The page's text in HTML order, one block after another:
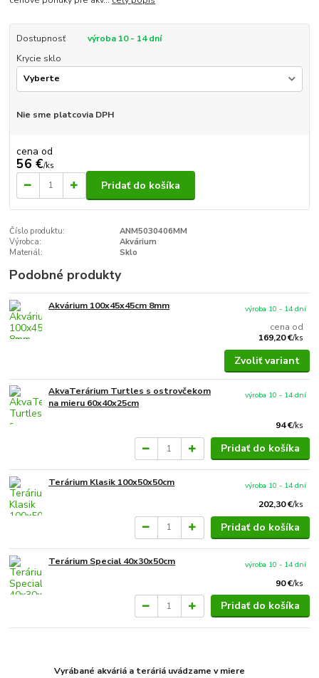
Dostupnosť
výroba 10 - 14 dní
Krycie sklo
Nie sme platcovia DPH
cena od
56 €/ks
Pridať do košíka
Číslo produktu:
ANM5030406MM
Výrobca:
Akvárium
Materiál:
Sklo
Podobné produkty
Akvárium 100x45x45cm 8mm
cena od
169,20 €/ks
výroba 10 - 14 dní
Zvoliť variant
AkvaTerárium Turtles s ostrovčekom
na mieru 60x40x25cm
94 €/ks
výroba 10 - 14 dní
Pridať do košíka
Terárium Klasik 100x50x50cm
202,30 €/ks
výroba 10 - 14 dní
Pridať do košíka
Terárium Special 40x30x50cm
90 €/ks
výroba 10 - 14 dní
Pridať do košíka
Vyrábané akváriá a teráriá uvádzame v miere